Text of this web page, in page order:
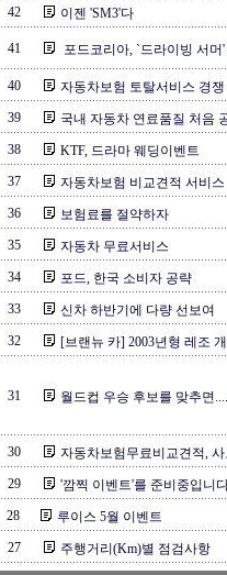
42 이젠 'SM3'다
41 포드코리아, `드라이빙 서머
40 자동차보험 토탈서비스 경쟁
39 국내 자동차 연료품질 처음
38 KTF, 드라마 웨딩이벤트
37 자동차보험 비교견적 서비스
36 보험료를 절약하자
35 자동차 무료서비스
34 포드, 한국 소비자 공략
33 신차 하반기에 다량 선보여
32 [브랜뉴 카] 2003년형 레조
31 월드컵 우승 후보를 맞추면
30 자동차보험무료비교견적,
29 '깜찍 이벤트'를 준비중입니
28 루이스 5월 이벤트
27 주행거리(Km)별 점검사항